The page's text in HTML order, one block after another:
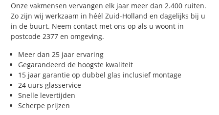
Onze vakmensen vervangen elk jaar meer dan 2.400 ruiten.
Zo zijn wij werkzaam in héél Zuid-Holland en dagelijks bij u
in de buurt. Neem contact met ons op als u woont in
postcode 2377 en omgeving.
Meer dan 25 jaar ervaring
Gegarandeerd de hoogste kwaliteit
15 jaar garantie op dubbel glas inclusief montage
24 uurs glasservice
Snelle levertijden
Scherpe prijzen